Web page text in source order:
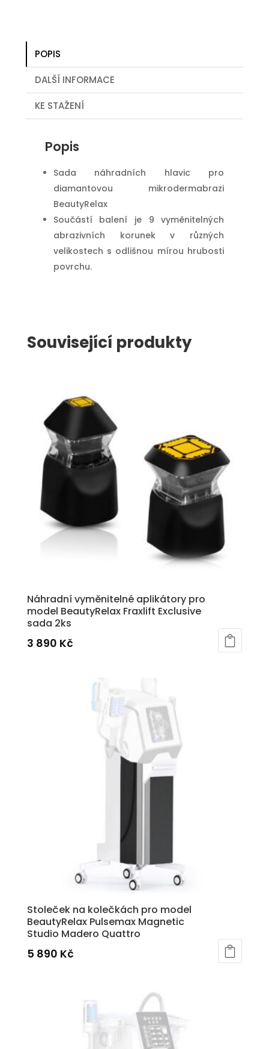
POPIS
DALŠÍ INFORMACE
KE STAŽENÍ
Popis
Sada náhradních hlavic pro
diamantovou mikrodermabrazi
BeautyRelax
Součástí balení je 9 vyměnitelných
abrazivních korunek v různých
velikostech s odlišnou mírou hrubosti
povrchu.
Související produkty
Náhradní vyměnitelné aplikátory pro
model BeautyRelax Fraxlift Exclusive
sada 2ks
3 890 Kč
Stoleček na kolečkách pro model
BeautyRelax Pulsemax Magnetic
Studio Madero Quattro
5 890 Kč